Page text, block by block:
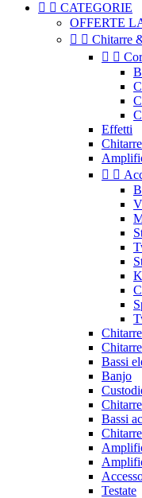
  CATEGORIE
OFFERTE
  Chitarre
 
Effetti
 
Bassi
Banjo
Bassi
Testate